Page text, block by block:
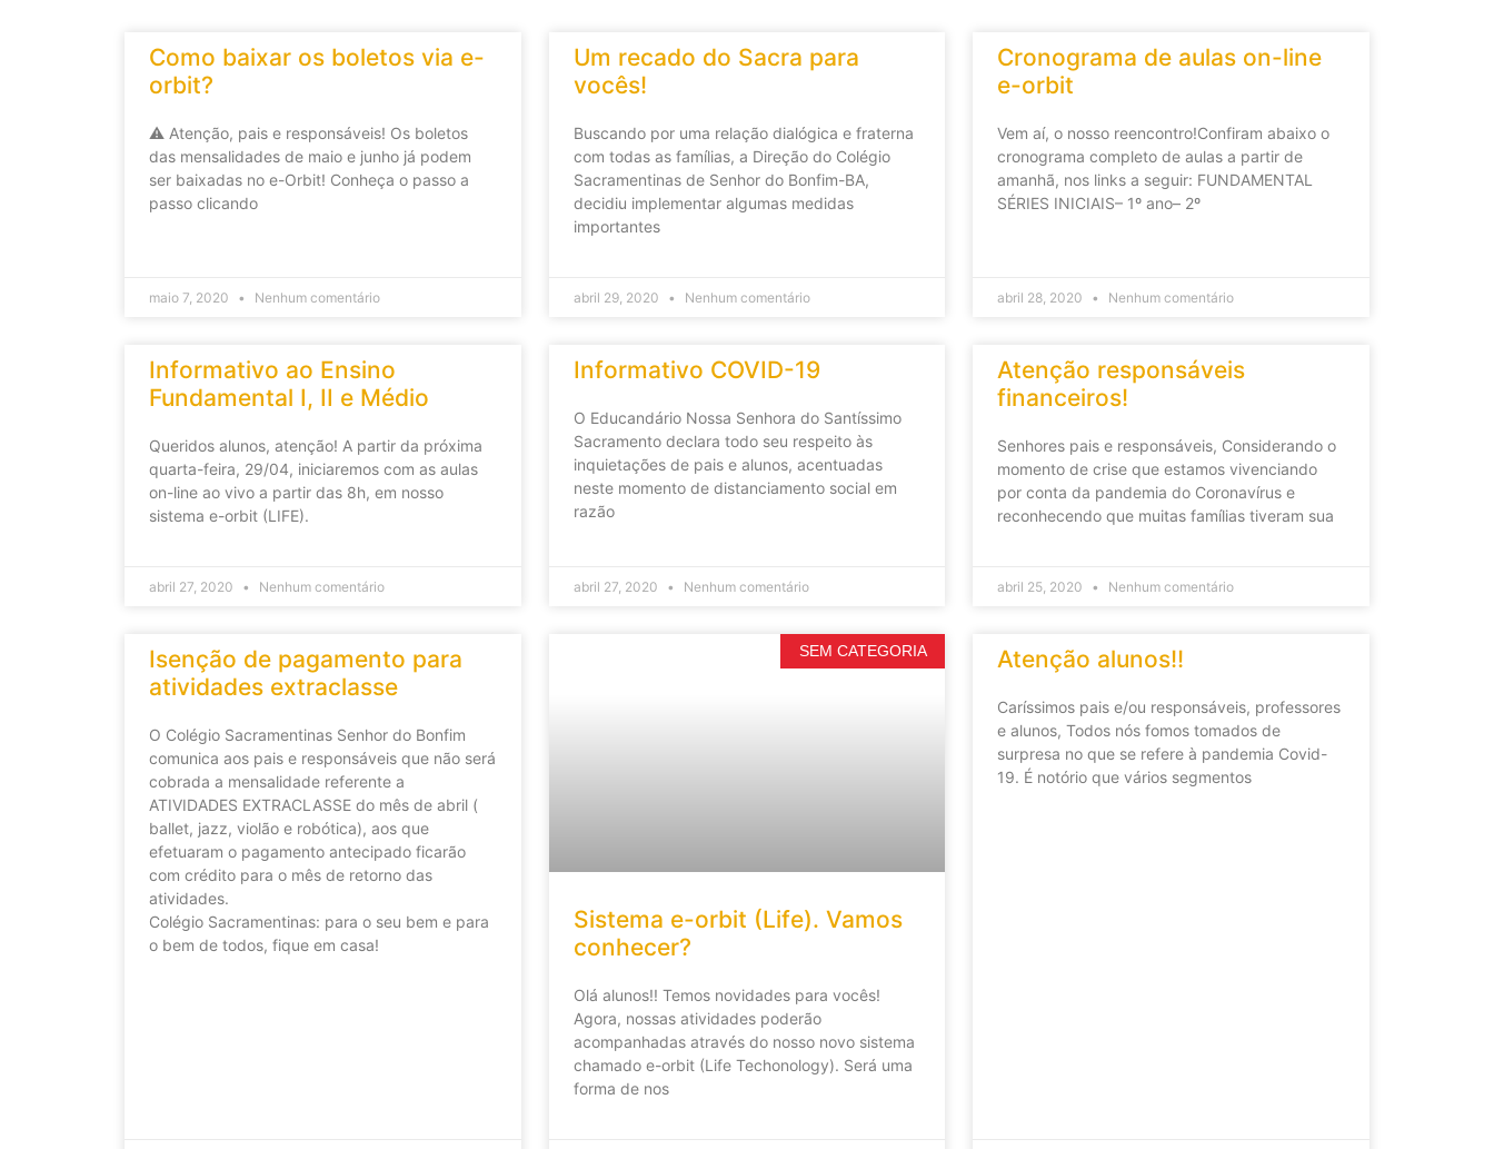
Como baixar os boletos via e-
orbit?
⚠️ Atenção, pais e responsáveis! Os boletos
das mensalidades de maio e junho já podem
ser baixadas no e-Orbit! Conheça o passo a
passo clicando
maio 7, 2020 Nenhum comentário
Um recado do Sacra para
vocês!
Buscando por uma relação dialógica e fraterna
com todas as famílias, a Direção do Colégio
Sacramentinas de Senhor do Bonfim-BA,
decidiu implementar algumas medidas
importantes
abril 29, 2020 Nenhum comentário
Cronograma de aulas on-line
e-orbit
Vem aí, o nosso reencontro!Confiram abaixo o
cronograma completo de aulas a partir de
amanhã, nos links a seguir: FUNDAMENTAL
SÉRIES INICIAIS– 1º ano– 2º
abril 28, 2020 Nenhum comentário
Informativo ao Ensino
Fundamental I, II e Médio
Queridos alunos, atenção! A partir da próxima
quarta-feira, 29/04, iniciaremos com as aulas
on-line ao vivo a partir das 8h, em nosso
sistema e-orbit (LIFE).
abril 27, 2020 Nenhum comentário
Informativo COVID-19
O Educandário Nossa Senhora do Santíssimo
Sacramento declara todo seu respeito às
inquietações de pais e alunos, acentuadas
neste momento de distanciamento social em
razão
abril 27, 2020 Nenhum comentário
Atenção responsáveis
financeiros!
Senhores pais e responsáveis, Considerando o
momento de crise que estamos vivenciando
por conta da pandemia do Coronavírus e
reconhecendo que muitas famílias tiveram sua
abril 25, 2020 Nenhum comentário
Isenção de pagamento para
atividades extraclasse
O Colégio Sacramentinas Senhor do Bonfim
comunica aos pais e responsáveis que não será
cobrada a mensalidade referente a
ATIVIDADES EXTRACLASSE do mês de abril (
ballet, jazz, violão e robótica), aos que
efetuaram o pagamento antecipado ficarão
com crédito para o mês de retorno das
atividades.
Colégio Sacramentinas: para o seu bem e para
o bem de todos, fique em casa!
SEM CATEGORIA
Sistema e-orbit (Life). Vamos
conhecer?
Olá alunos!! Temos novidades para vocês!
Agora, nossas atividades poderão
acompanhadas através do nosso novo sistema
chamado e-orbit (Life Techonology). Será uma
forma de nos
Atenção alunos!!
Caríssimos pais e/ou responsáveis, professores
e alunos, Todos nós fomos tomados de
surpresa no que se refere à pandemia Covid-
19. É notório que vários segmentos